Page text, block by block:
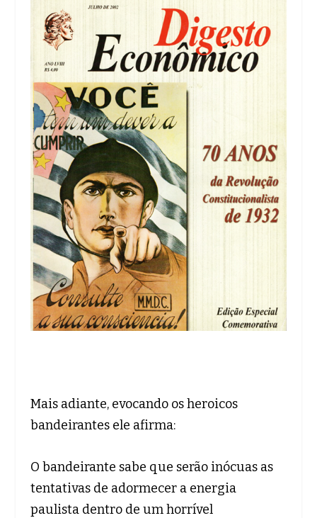
Mais adiante, evocando os heroicos
bandeirantes ele afirma:
O bandeirante sabe que serão inócuas as
tentativas de adormecer a energia
paulista dentro de um horrível